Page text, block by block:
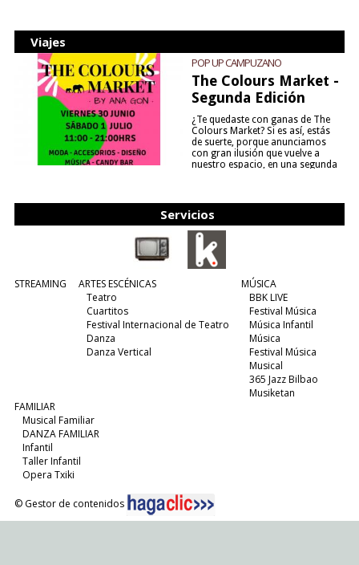
Viajes
POP UP CAMPUZANO
The Colours Market -
Segunda Edición
¿Te quedaste con ganas de The
Colours Market? Si es así, estás
de suerte, porque anunciamos
con gran ilusión que vuelve a
nuestro espacio, en una segunda
Servicios
STREAMING
ARTES ESCÉNICAS
Teatro
Cuartitos
Festival Internacional de Teatro
Danza
Danza Vertical
MÚSICA
BBK LIVE
Festival Música
Música Infantil
Música
Festival Música
Musical
365 Jazz Bilbao
Musiketan
FAMILIAR
Musical Familiar
DANZA FAMILIAR
Infantil
Taller Infantil
Opera Txiki
© Gestor de contenidos